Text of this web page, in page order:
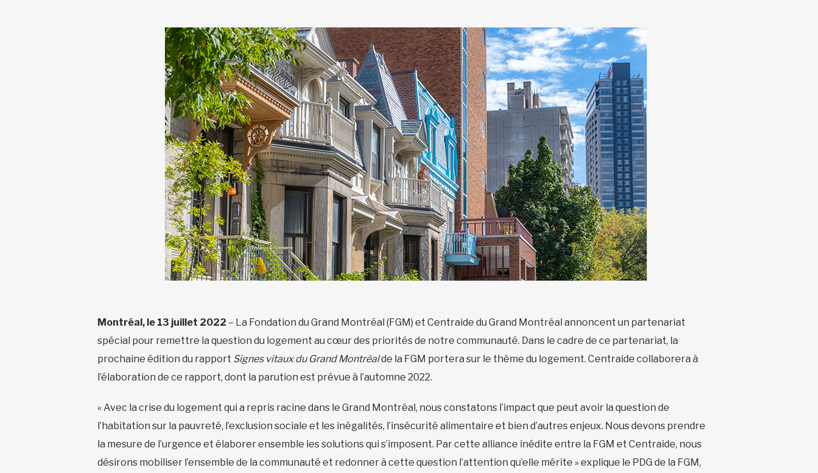
Montréal, le 13 juillet 2022 – La Fondation du Grand Montréal (FGM) et Centraide du Grand Montréal annoncent un partenariat
spécial pour remettre la question du logement au cœur des priorités de notre communauté. Dans le cadre de ce partenariat, la
prochaine édition du rapport Signes vitaux du Grand Montréalde la FGM portera sur le thème du logement. Centraide collaborera à
l’élaboration de ce rapport, dont la parution est prévue à l’automne 2022.
« Avec la crise du logement qui a repris racine dans le Grand Montréal, nous constatons l’impact que peut avoir la question de
l’habitation sur la pauvreté, l’exclusion sociale et les inégalités, l’insécurité alimentaire et bien d’autres enjeux. Nous devons prendre
la mesure de l’urgence et élaborer ensemble les solutions qui s’imposent. Par cette alliance inédite entre la FGM et Centraide, nous
désirons mobiliser l’ensemble de la communauté et redonner à cette question l’attention qu’elle mérite » explique le PDG de la FGM,